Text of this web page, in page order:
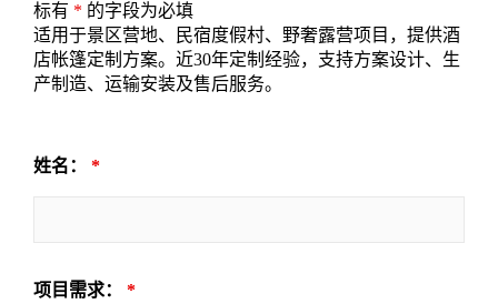
标有 * 的字段为必填
适用于景区营地、民宿度假村、野奢露营项目，提供酒
店帐篷定制方案。近30年定制经验，支持方案设计、生
产制造、运输安装及售后服务。
姓名： *
项目需求： *